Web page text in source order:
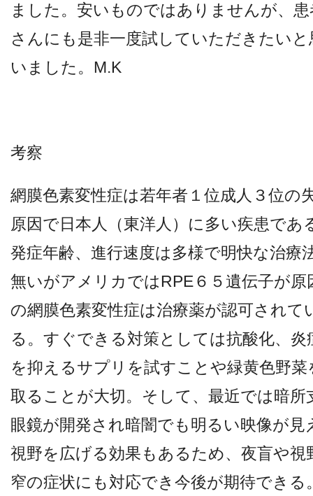
ました。安いものではありませんが、患
さんにも是非一度試していただきたいと
いました。M.K
考察
網膜色素変性症は若年者１位成人３位の
原因で日本人（東洋人）に多い疾患であ
発症年齢、進行速度は多様で明快な治療
無いがアメリカではRPE６５遺伝子が原
の網膜色素変性症は治療薬が認可されて
る。すぐできる対策としては抗酸化、炎
を抑えるサプリを試すことや緑黄色野菜
取ることが大切。そして、最近では暗所
眼鏡が開発され暗闇でも明るい映像が見
視野を広げる効果もあるため、夜盲や視
窄の症状にも対応でき今後が期待できる